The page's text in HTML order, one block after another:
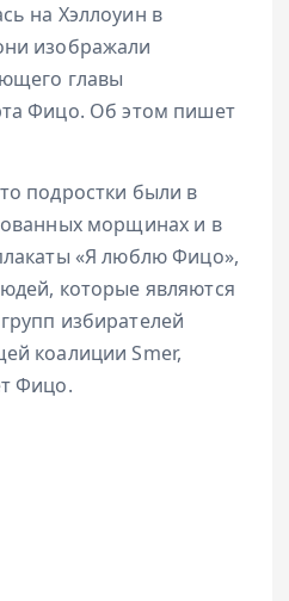
на Хэллоуин в
изображали
главы
Фицо. Об этом пишет
подростки были в
морщинах и в
«Я люблю Фицо»,
которые являются
избирателей
коалиции Smer,
Фицо.